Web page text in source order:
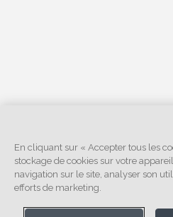
En cliquant sur « Accepter tous les
stockage de cookies sur votre
navigation sur le site, analyser son
efforts de marketing.